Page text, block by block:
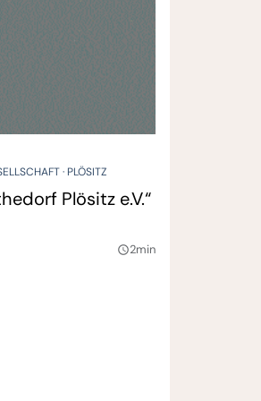
PLÖSITZ
Plösitz e.V.“
query_builder2min